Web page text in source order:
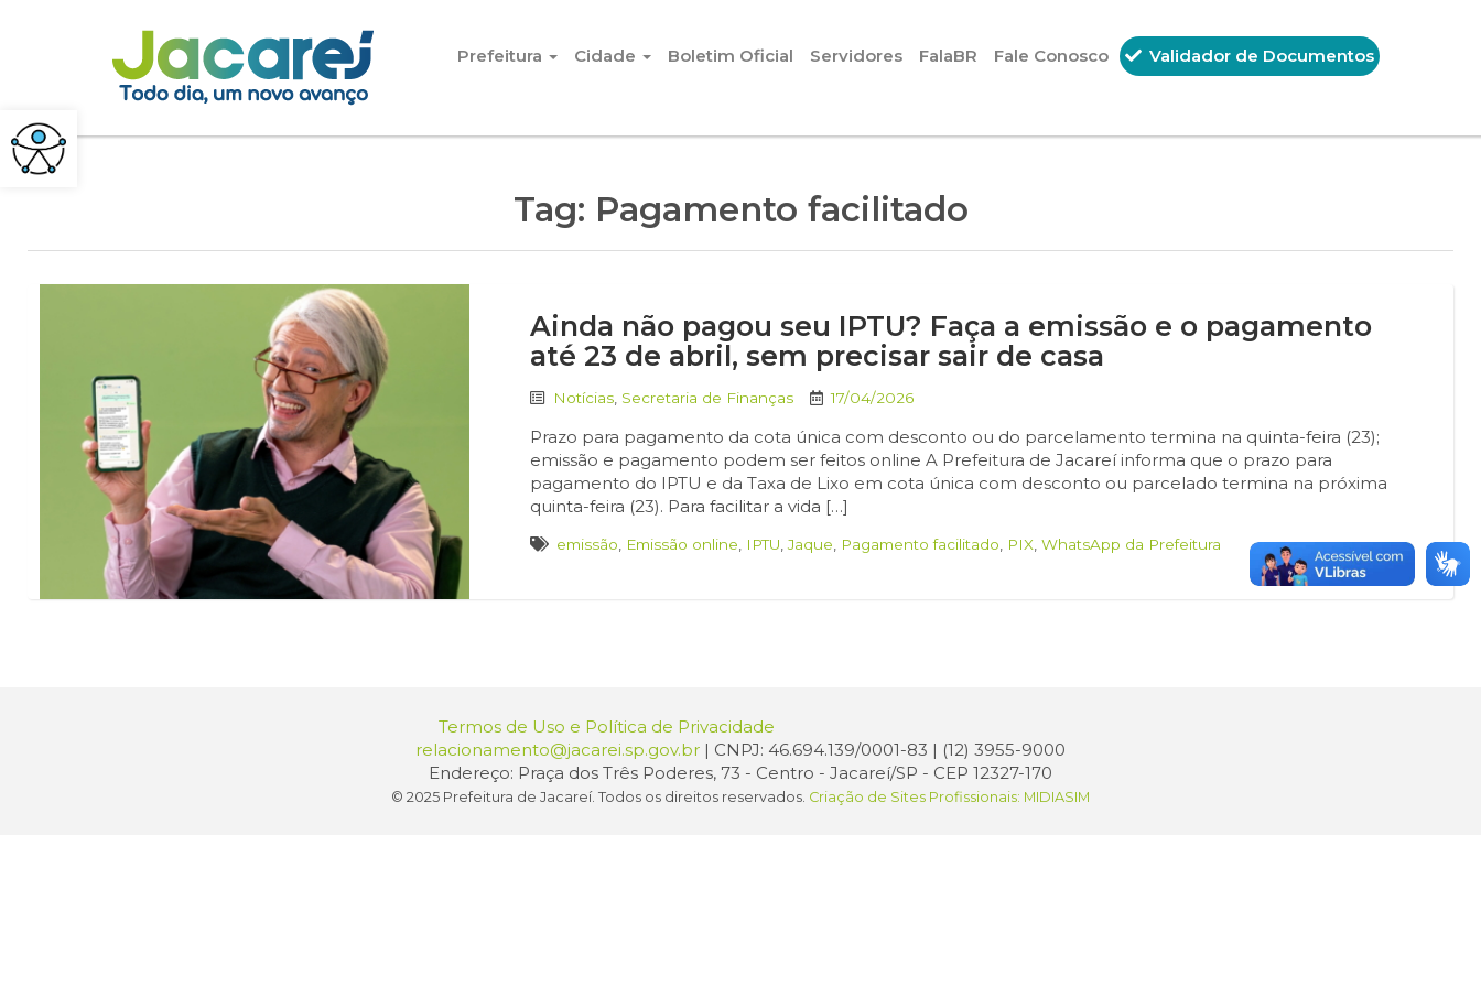
Pular para o conteúdo
Prefeitura
Cidade Boletim Oficial Servidores FalaBR Fale Conosco Validador de Documentos
Tag: Pagamento facilitado
Ainda não pagou seu IPTU? Faça a emissão e o pagamento
até 23 de abril, sem precisar sair de casa
Notícias Secretaria de Finanças 17/04/2026
Prazo para pagamento da cota única com desconto ou do parcelamento termina na quinta-feira (23);
emissão e pagamento podem ser feitos online A Prefeitura de Jacareí informa que o prazo para
pagamento do IPTU e da Taxa de Lixo em cota única com desconto ou parcelado termina na próxima
quinta-feira (23). Para facilitar a vida […]
emissão Emissão online IPTU ,Jaque Pagamento facilitado PIX ,WhatsApp da Prefeitura
Termos de Uso e Política de Privacidade
relacionamento@jacarei.sp.gov.br | CNPJ: 46.694.139/0001-83 | (12) 3955-9000
Endereço: Praça dos Três Poderes, 73 - Centro - Jacareí/SP - CEP 12327-170
© 2025 Prefeitura de Jacareí. Todos os direitos reservados. Criação de Sites Profissionais: MIDIASIM